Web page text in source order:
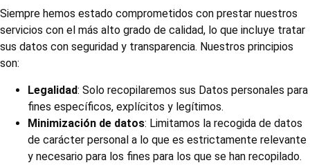
Siempre hemos estado comprometidos con prestar nuestros
servicios con el más alto grado de calidad, lo que incluye tratar
sus datos con seguridad y transparencia. Nuestros principios
son:
Legalidad: Solo recopilaremos sus Datos personales para
fines específicos, explícitos y legítimos.
Minimización de datos: Limitamos la recogida de datos
de carácter personal a lo que es estrictamente relevante
y necesario para los fines para los que se han recopilado.